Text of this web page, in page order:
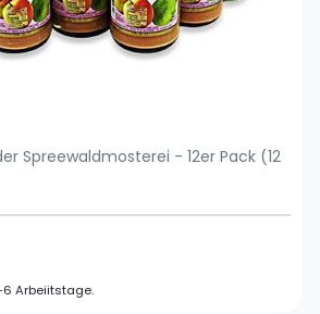
Spreewaldmosterei - 12er Pack (12
Arbeiitstage.